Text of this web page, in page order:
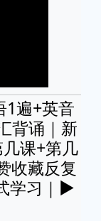
1遍+英音
背诵｜新
课+第几
收藏反复
学习｜►